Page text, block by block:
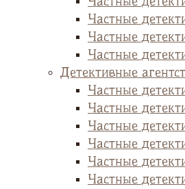
Частные
Частные
Частные
Детективные
Частные
Частные
Частные
Частные
Частные
Частные